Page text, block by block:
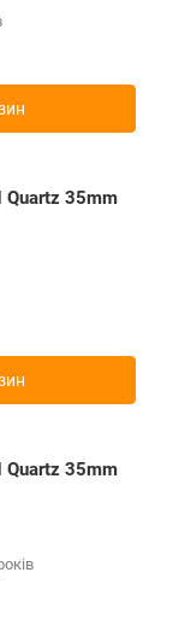
Quartz 35mm
Quartz 35mm